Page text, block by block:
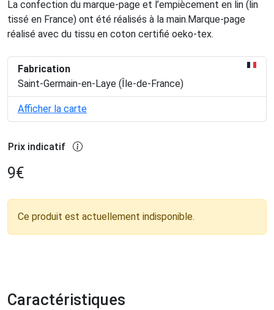
La confection du marque-page et l’empiècement en lin (lin
tissé en France) ont été réalisés à la main.Marque-page
réalisé avec du tissu en coton certifié oeko-tex.
Fabrication
Saint-Germain-en-Laye (Île-de-France)
Afficher la carte
Prix indicatif
9€
Ce produit est actuellement indisponible.
Caractéristiques